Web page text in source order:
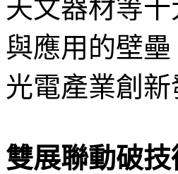
天文器材等
與應用的壁壘
光電產業創
雙展聯動破